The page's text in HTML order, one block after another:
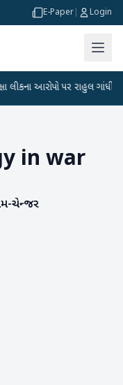
E-Paper Login
આરોપો પર રાહુલ ગાંધીએ કેન્દ્ર
in war
ચેન્જર